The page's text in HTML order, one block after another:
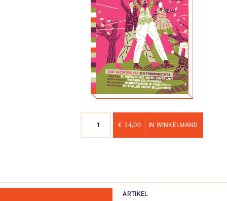
aantal
€ 14,00 IN WINKELMAND
ARTIKEL